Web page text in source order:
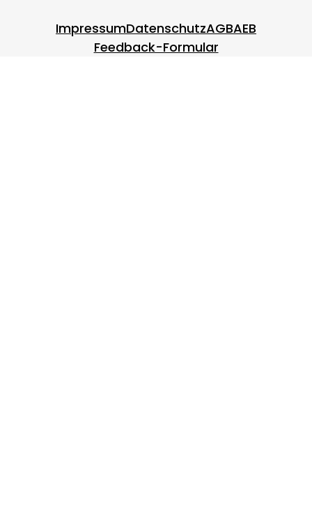
Footer menuImpressumDatenschutzAGBAEB
Feedback-Formular